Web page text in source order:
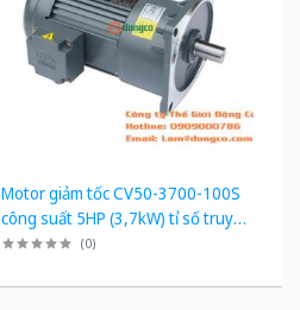
Motor giảm tốc CV50-3700-100S
công suất 5HP (3,7kW) tỉ số truyền
1/100
(0)